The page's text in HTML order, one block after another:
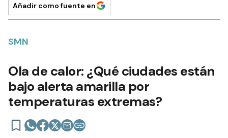
Añadir como fuente en
SMN
Ola de calor: ¿Qué ciudades están
bajo alerta amarilla por
temperaturas extremas?